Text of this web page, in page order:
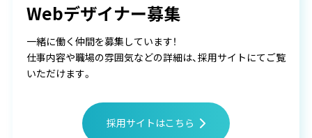
Webデザイナー募集
一緒に働く仲間を募集しています！
仕事内容や職場の雰囲気などの詳細は、採用サイトにてご覧
いただけます。
採用サイトはこちら